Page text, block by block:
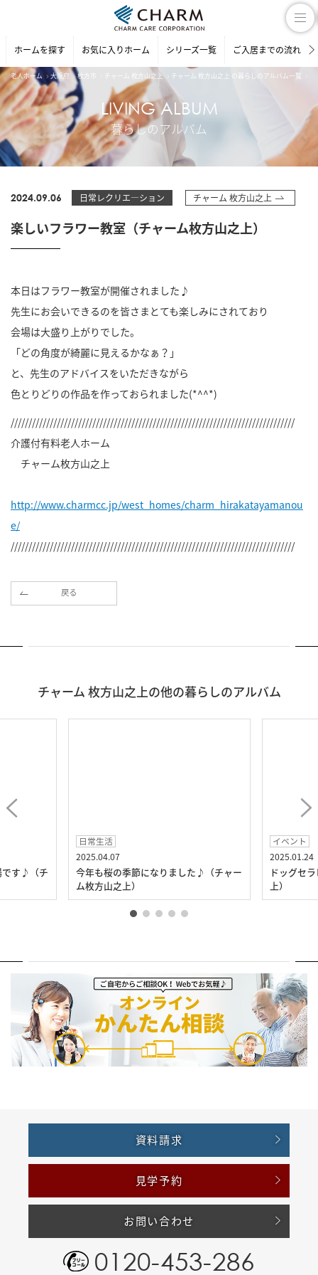
ホームを探す お気に入りホーム シリーズ一覧 ご入居までの流れ
老人ホーム 大阪府 枚方市 チャーム 枚方山之上 チャーム 枚方山之上 の暮らしのアルバム一覧
LIVING ALBUM
暮らしのアルバム
2024.09.06 日常レクリエ―ション チャーム 枚方山之上
楽しいフラワー教室（チャーム枚方山之上）
本日はフラワー教室が開催されました♪
先生にお会いできるのを皆さまとても楽しみにされており
会場は大盛り上がりでした。
「どの角度が綺麗に見えるかなぁ？」
と、先生のアドバイスをいただきながら
色とりどりの作品を作っておられました(*^^*)
////////////////////////////////////////////////////////////////////////////////
介護付有料老人ホーム
チャーム枚方山之上
http://www.charmcc.jp/west_homes/charm_hirakatayamanou
e/
////////////////////////////////////////////////////////////////////////////////
戻る
チャーム 枚方山之上の他の暮らしのアルバム
です♪（チ
日常生活
2025.04.07
今年も桜の季節になりました♪（チャー
ム枚方山之上）
イベント
2025.01.24
ドッグセ
上）
資料請求
見学予約
お問い合わせ
0120-453-286